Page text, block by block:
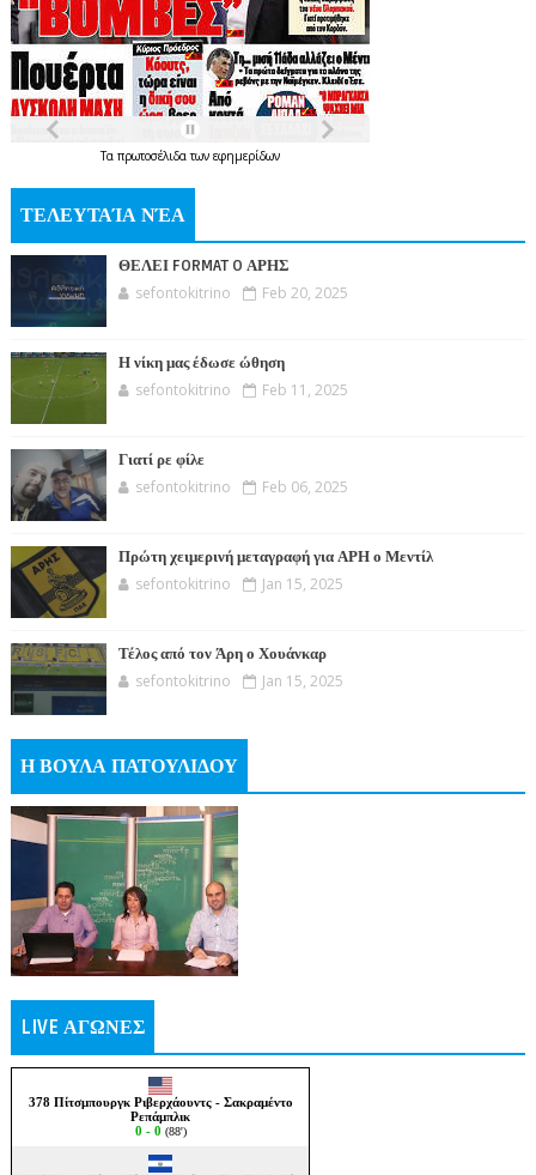
Τα πρωτοσέλιδατων εφημερίδων
ΤΕΛΕΥΤΑΊΑ ΝΈΑ
ΘΕΛΕΙ FORMAT O ΑΡΗΣ
sefontokitrino Feb 20, 2025
Η νίκη μας έδωσε ώθηση
sefontokitrino Feb 11, 2025
Γιατί ρε φίλε
sefontokitrino Feb 06, 2025
Πρώτη χειμερινή μεταγραφή για ΑΡΗ ο Μεντίλ
sefontokitrino Jan 15, 2025
Τέλος από τον Άρη ο Χουάνκαρ
sefontokitrino Jan 15, 2025
Η ΒΟΥΛΑ ΠΑΤΟΥΛΙΔΟΥ
LIVE ΑΓΩΝΕΣ